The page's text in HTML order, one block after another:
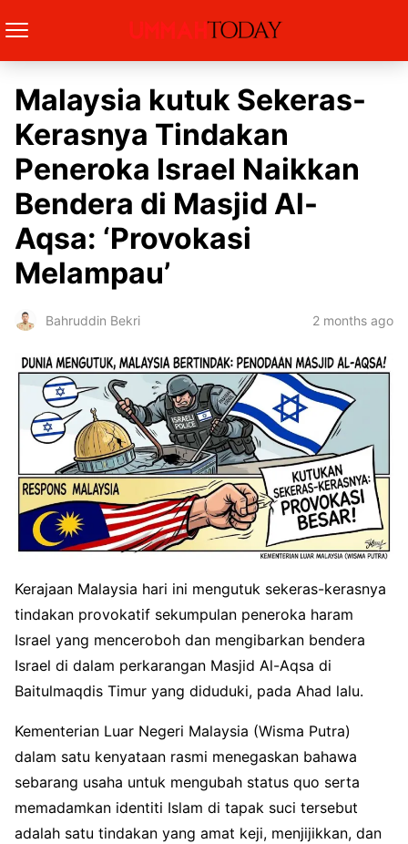
Malaysia kutuk Sekeras-
Kerasnya Tindakan
Peneroka Israel Naikkan
Bendera di Masjid Al-
Aqsa: ‘Provokasi
Melampau’
Bahruddin Bekri 2 months ago
Kerajaan Malaysia hari ini mengutuk sekeras-kerasnya
tindakan provokatif sekumpulan peneroka haram
Israel yang menceroboh dan mengibarkan bendera
Israel di dalam perkarangan Masjid Al-Aqsa di
Baitulmaqdis Timur yang diduduki, pada Ahad lalu.
Kementerian Luar Negeri Malaysia (Wisma Putra)
dalam satu kenyataan rasmi menegaskan bahawa
sebarang usaha untuk mengubah status quo serta
memadamkan identiti Islam di tapak suci tersebut
adalah satu tindakan yang amat keji, menjijikkan, dan